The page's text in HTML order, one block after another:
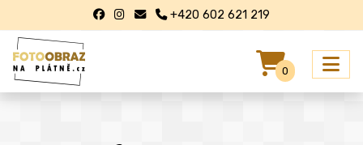
+420 602 621 219
0